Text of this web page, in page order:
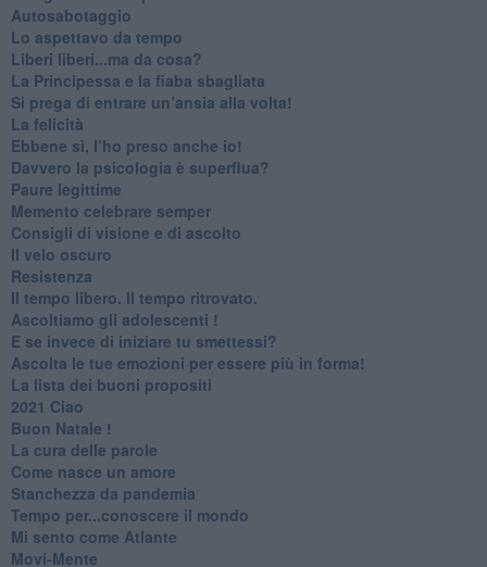
Autosabotaggio
​Lo aspettavo da tempo
​Liberi liberi...ma da cosa?
​La Principessa e la fiaba sbagliata
Si prega di entrare un’ansia alla volta!
​La felicità
​Ebbene sì, l’ho preso anche io!
​Davvero la psicologia è superflua?
Paure legittime
​Memento celebrare semper
​Consigli di visione e di ascolto
​Il velo oscuro
Resistenza
​Il tempo libero. Il tempo ritrovato.
Ascoltiamo gli adolescenti !
​E se invece di iniziare tu smettessi?
​Ascolta le tue emozioni per essere più in forma!
​La lista dei buoni propositi
2021 Ciao
Buon Natale !
​La cura delle parole
​Come nasce un amore
Stanchezza da pandemia
​Tempo per...conoscere il mondo
​Mi sento come Atlante
​Movi-Mente